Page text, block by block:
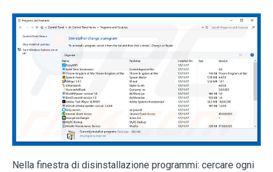
Nella finestra di disinstallazione programmi: cercare ogni